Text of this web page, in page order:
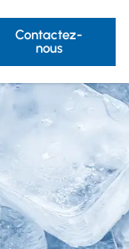
Contactez-
nous